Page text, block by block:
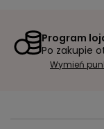
Program
Po zakupie
Wymień